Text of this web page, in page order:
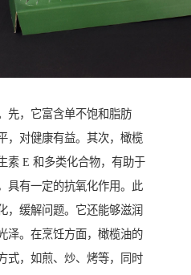
先，它富含单不饱和脂肪
，对健康有益。其次，橄榄
素 E 和多类化合物，有助于
具有一定的抗氧化作用。此
，缓解问题。它还能够滋润
泽。在烹饪方面，橄榄油的
式，如煎、炒、烤等，同时